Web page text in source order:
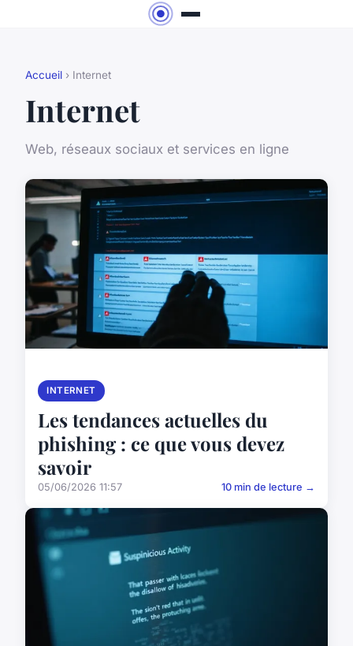
Accueil › Internet
Internet
Web, réseaux sociaux et services en ligne
INTERNET
Les tendances actuelles du
phishing : ce que vous devez
savoir
05/06/2026 11:57 10 min de lecture →